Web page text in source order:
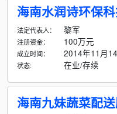
海南水润诗环保
法定代表人： 黎军
注册资金： 100万元
成立时间： 2014年11月
状态: 在业/存续
海南九妹蔬菜配